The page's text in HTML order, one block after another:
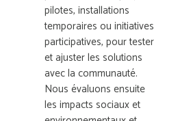
pilotes, installations
temporaires ou initiatives
participatives, pour tester
et ajuster les solutions
avec la communauté.
Nous évaluons ensuite
les impacts sociaux et